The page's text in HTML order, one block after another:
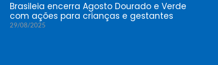
Brasileia encerra Agosto Dourado e Verde
com ações para crianças e gestantes
29/08/2025